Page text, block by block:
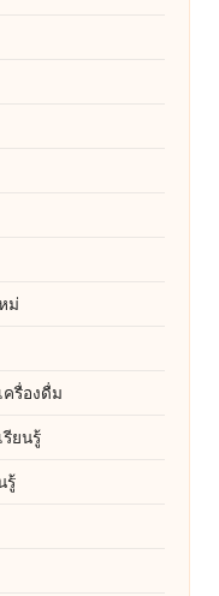
ม่
รื่องดื่ม
ยนรู้
รู้